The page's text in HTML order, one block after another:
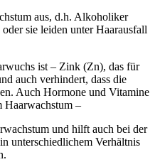
aus, d.h. Alkoholiker
sie leiden unter Haarausfall
ist – Zink (Zn), das für
auch verhindert, dass die
Auch Hormone und Vitamine
Haarwachstum –
und hilft auch bei der
unterschiedlichem Verhältnis